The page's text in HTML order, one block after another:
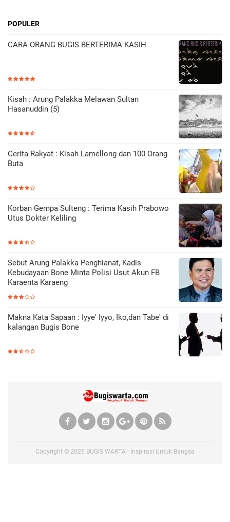
POPULER
CARA ORANG BUGIS BERTERIMA KASIH
Kisah : Arung Palakka Melawan Sultan
Hasanuddin (5)
Cerita Rakyat : Kisah Lamellong dan 100 Orang
Buta
Korban Gempa Sulteng : Terima Kasih Prabowo
Utus Dokter Keliling
Sebut Arung Palakka Penghianat, Kadis
Kebudayaan Bone Minta Polisi Usut Akun FB
Karaenta Karaeng
Makna Kata Sapaan : Iyye' Iyyo, Iko,dan Tabe' di
kalangan Bugis Bone
Copyright © 2026 BUGIS WARTA - Inspirasi Untuk Bangsa